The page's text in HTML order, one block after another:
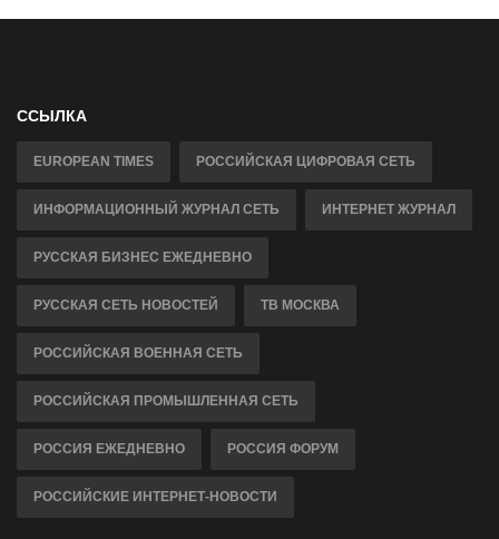
ССЫЛКА
EUROPEAN TIMES РОССИЙСКАЯ ЦИФРОВАЯ СЕТЬ
ИНФОРМАЦИОННЫЙ ЖУРНАЛ СЕТЬ ИНТЕРНЕТ ЖУРНАЛ
РУССКАЯ БИЗНЕС ЕЖЕДНЕВНО
РУССКАЯ СЕТЬ НОВОСТЕЙ ТВ МОСКВА
РОССИЙСКАЯ ВОЕННАЯ СЕТЬ
РОССИЙСКАЯ ПРОМЫШЛЕННАЯ СЕТЬ
РОССИЯ ЕЖЕДНЕВНО РОССИЯ ФОРУМ
РОССИЙСКИЕ ИНТЕРНЕТ-НОВОСТИ